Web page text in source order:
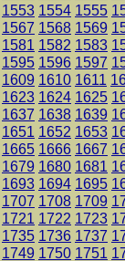
1553 1554 1555
1567 1568 1569
1581 1582 1583
1595 1596 1597
1609 1610 1611
1623 1624 1625
1637 1638 1639
1651 1652 1653
1665 1666 1667
1679 1680 1681
1693 1694 1695
1707 1708 1709
1721 1722 1723
1735 1736 1737
1749 1750 1751